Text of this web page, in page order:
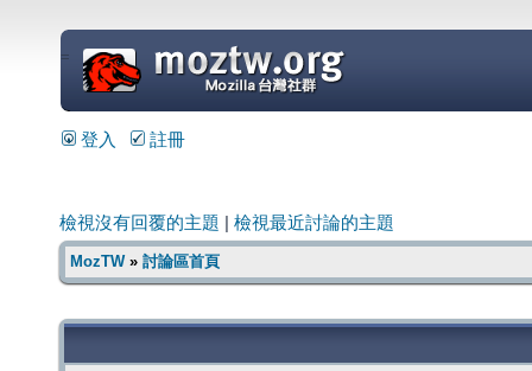
=
登入 註冊
檢視沒有回覆的主題 檢視最近討論的主題
MozTW» 討論區首頁